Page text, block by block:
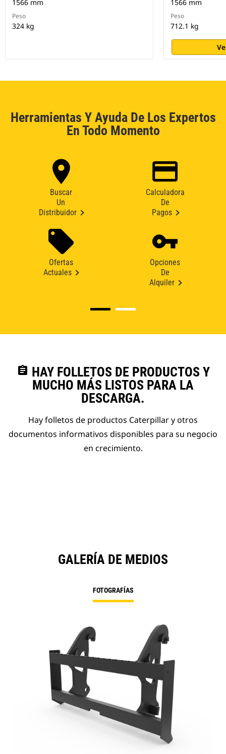
1566 mm
Peso
324 kg
1566 mm
Peso
712.1 kg
Herramientas Y Ayuda De Los Expertos
En Todo Momento
Buscar
Un
Distribuidor
Calculadora
De
Pagos
Ofertas
Actuales
Opciones
De
Alquiler
assignment HAY FOLLETOS DE PRODUCTOS Y
MUCHO MÁS LISTOS PARA LA
DESCARGA.
Hay folletos de productos Caterpillar y otros
documentos informativos disponibles para su negocio
en crecimiento.
GALERÍA DE MEDIOS
FOTOGRAFÍAS